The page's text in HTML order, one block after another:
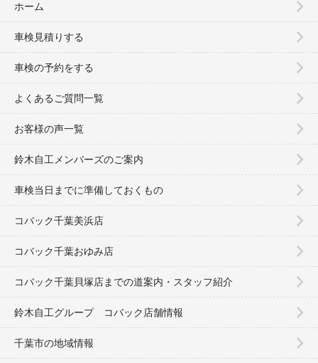
ホーム
車検見積りする
車検の予約をする
よくあるご質問一覧
お客様の声一覧
鈴木自工メンバーズのご案内
車検当日までに準備しておくもの
コバック千葉美浜店
コバック千葉おゆみ店
コバック千葉貝塚店までの道案内・スタッフ紹介
鈴木自工グループ コバック店舗情報
千葉市の地域情報